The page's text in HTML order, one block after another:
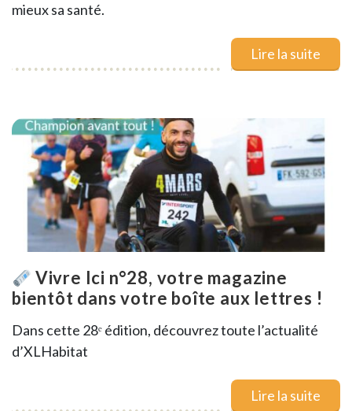
mieux sa santé.
Lire la suite
Vivre Ici n°28, votre magazine
bientôt dans votre boîte aux lettres !
Dans cette 28ᵉ édition, découvrez toute l’actualité
d’XLHabitat
Lire la suite